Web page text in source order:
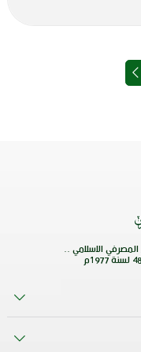
الاسلامي ..